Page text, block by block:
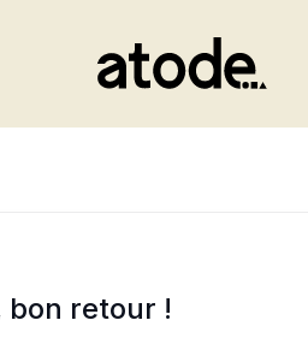
bon retour !